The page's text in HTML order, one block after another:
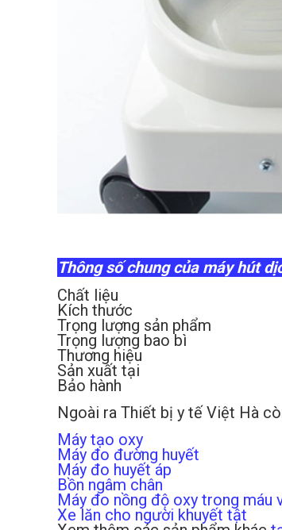
Thông số chung của máy hút
Chất liệu Bình dịch
Kích thước 46,5cm
Trọng lượng sản phẩm
Trọng lượng bao bì
Thương hiệu
Sản xuất tại
Bảo hành 12
Ngoài ra Thiết bị y tế Việt Hà
Máy tạo oxy
Máy đo đường huyết
Máy đo huyết áp
Bồn ngâm chân
Máy đo nồng độ oxy trong máu
Xe lăn cho người khuyết tật